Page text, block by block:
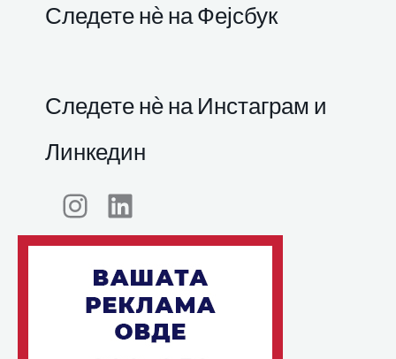
Следете нѐ на Фејсбук
Следете нѐ на Инстаграм и
Линкедин